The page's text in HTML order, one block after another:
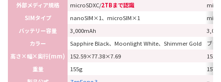
外部メディア規格
microSDXC/2TBまで認識
SIMタイプ
nanoSIM×1、microSIM×1
バッテリー容量
3,000mAh
カラー
Sapphire Black、Moonlight White、Shimmer Gold
ブラ
高さ×幅×奥行(mm)
152.59×77.38×7.69
重量
155g
157g